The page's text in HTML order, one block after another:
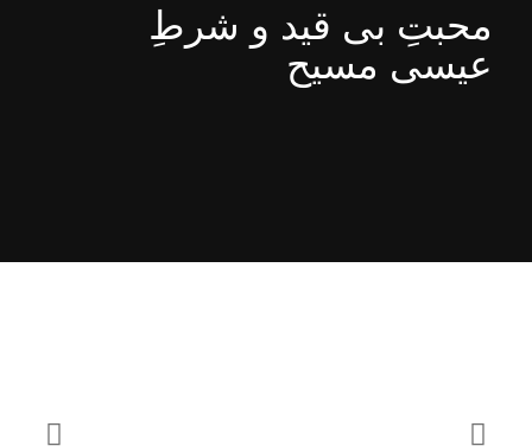
محبتِ بی‌ قید و شرطِ
عیسی مسیح